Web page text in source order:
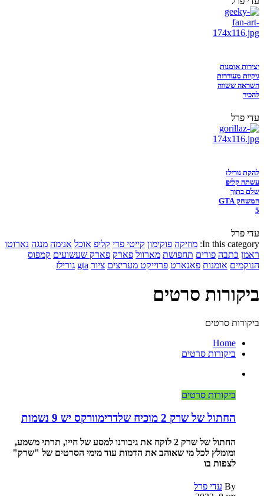
יצירות אומנות
גיקיות מעוררות
השראה ששווה
להכיר
עדי פרל
להקת גורילז
עשתה קליפ
שלם בתוך
המשחק GTA
5
עדי פרל
In this category: מוזיקה פוקימון קייטי פרי קליפ אוכל אנימה מנגה נארוטו
ראמן כתבה פורים תחפושת מארוול פארק פארק שעשועים קמפוס
הנוקמים אומנות פאנארט פרוייקט מעריצים ציור gta גורילז
ביקורות סרטים
ביקורות סרטים
Home
ביקורות סרטים
ביקורות סרטים
החתול של שרק 2 מוכיח שלדרימוורקס יש 9 נשמות
החתול של שרק 2 לוקח את גיבורנו למסע של חייו, תרתי משמע,
ומומלץ לכל מי שאוהב את הדמות עוד מימי הסרטים של "שרק"
לצפות בו
By עדי פרל